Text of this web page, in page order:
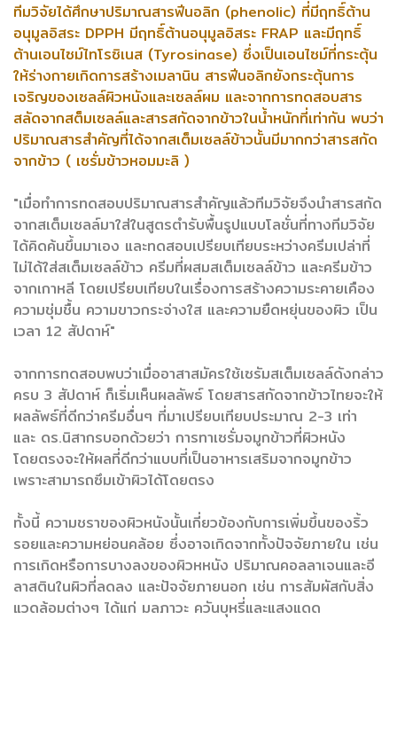
ทีมวิจัยได้ศึกษาปริมาณสารฟีนอลิก (phenolic) ที่มีฤทธิ์ต้าน
อนุมูลอิสระ DPPH มีฤทธิ์ต้านอนุมูลอิสระ FRAP และมีฤทธิ์
ต้านเอนไซม์ไทโรซิเนส (Tyrosinase) ซึ่งเป็นเอนไซม์ที่กระตุ้น
ให้ร่างกายเกิดการสร้างเมลานิน สารฟีนอลิกยังกระตุ้นการ
เจริญของเซลล์ผิวหนังและเซลล์ผม และจากการทดสอบสาร
สลัดจากสต็มเซลล์และสารสกัดจากข้าวในน้ำหนักที่เท่ากัน พบว่า
ปริมาณสารสำคัญที่ได้จากสเต็มเซลล์ข้าวนั้นมีมากกว่าสารสกัด
จากข้าว ( เซรั่มข้าวหอมมะลิ )
"เมื่อทำการทดสอบปริมาณสารสำคัญแล้วทีมวิจัยจึงนำสารสกัด
จากสเต็มเซลล์มาใส่ในสูตรตำรับพื้นรูปแบบโลชั่นที่ทางทีมวิจัย
ได้คิดค้นขึ้นมาเอง และทดสอบเปรียบเทียบระหว่างครีมเปล่าที่
ไม่ได้ใส่สเต็มเซลล์ข้าว ครีมที่ผสมสเต็มเซลล์ข้าว และครีมข้าว
จากเกาหลี โดยเปรียบเทียบในเรื่องการสร้างความระคายเคือง
ความชุ่มชื้น ความขาวกระจ่างใส และความยืดหยุ่นของผิว เป็น
เวลา 12 สัปดาห์"
จากการทดสอบพบว่าเมื่ออาสาสมัครใช้เซรัมสเต็มเซลล์ดังกล่าว
ครบ 3 สัปดาห์ ก็เริ่มเห็นผลลัพธ์ โดยสารสกัดจากข้าวไทยจะให้
ผลลัพธ์ที่ดีกว่าครีมอื่นๆ ที่มาเปรียบเทียบประมาณ 2-3 เท่า
และ ดร.นิสากรบอกด้วยว่า การทาเซรั่มจมูกข้าวที่ผิวหนัง
โดยตรงจะให้ผลที่ดีกว่าแบบที่เป็นอาหารเสริมจากจมูกข้าว
เพราะสามารถซึมเข้าผิวได้โดยตรง
ทั้งนี้ ความชราของผิวหนังนั้นเกี่ยวข้องกับการเพิ่มขึ้นของริ้ว
รอยและความหย่อนคล้อย ซึ่งอาจเกิดจากทั้งปัจจัยภายใน เช่น
การเกิดหรือการบางลงของผิวหหนัง ปริมาณคอลลาเจนและอี
ลาสตินในผิวที่ลดลง และปัจจัยภายนอก เช่น การสัมผัสกับสิ่ง
แวดล้อมต่างๆ ได้แก่ มลภาวะ ควันบุหรี่และแสงแดด